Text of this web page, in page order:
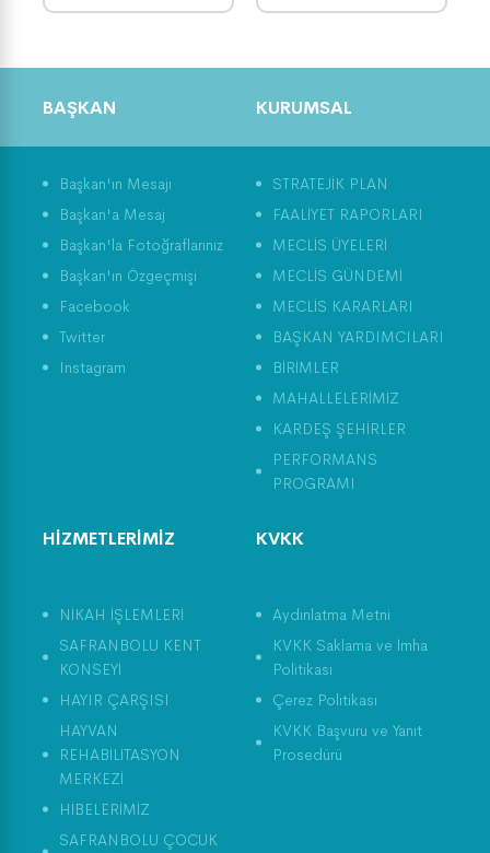
BAŞKAN
Başkan'ın Mesajı
Başkan'a Mesaj
Başkan'la Fotoğraflarınız
Başkan'ın Özgeçmişi
Facebook
Twitter
Instagram
KURUMSAL
STRATEJİK PLAN
FAALİYET RAPORLARI
MECLİS ÜYELERİ
MECLİS GÜNDEMİ
MECLİS KARARLARI
BAŞKAN YARDIMCILARI
BİRİMLER
MAHALLELERİMİZ
KARDEŞ ŞEHİRLER
PERFORMANS
PROGRAMI
HİZMETLERİMİZ
NİKAH İŞLEMLERİ
SAFRANBOLU KENT
KONSEYİ
HAYIR ÇARŞISI
HAYVAN
REHABİLİTASYON
MERKEZİ
HİBELERİMİZ
SAFRANBOLU ÇOCUK
KVKK
Aydınlatma Metni
KVKK Saklama ve İmha
Politikası
Çerez Politikası
KVKK Başvuru ve Yanıt
Prosedürü